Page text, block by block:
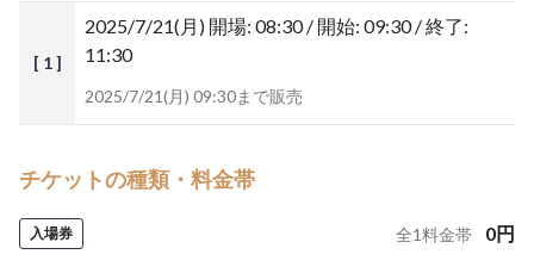
[ 1 ]
2025/7/21(月) 開場: 08:30 / 開始: 09:30 / 終了:
11:30
2025/7/21(月) 09:30まで販売
チケットの種類・料金帯
入場券 全1料金帯 0円